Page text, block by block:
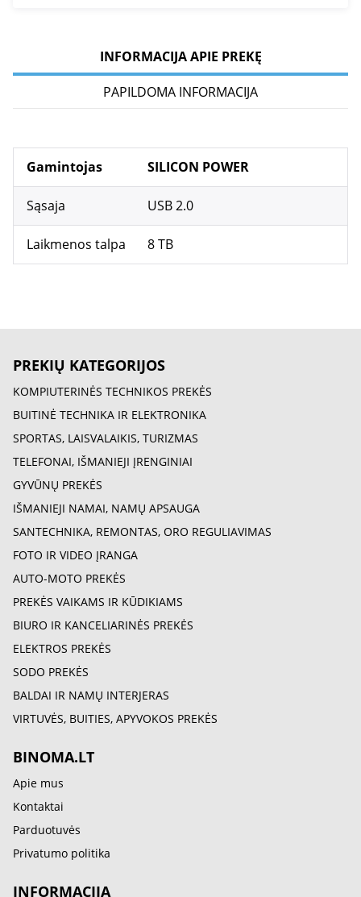
INFORMACIJA APIE PREKĘ
PAPILDOMA INFORMACIJA
Gamintojas SILICON POWER
Sąsaja USB 2.0
Laikmenos talpa 8 TB
PREKIŲ KATEGORIJOS
KOMPIUTERINĖS TECHNIKOS PREKĖS
BUITINĖ TECHNIKA IR ELEKTRONIKA
SPORTAS, LAISVALAIKIS, TURIZMAS
TELEFONAI, IŠMANIEJI ĮRENGINIAI
GYVŪNŲ PREKĖS
IŠMANIEJI NAMAI, NAMŲ APSAUGA
SANTECHNIKA, REMONTAS, ORO REGULIAVIMAS
FOTO IR VIDEO ĮRANGA
AUTO-MOTO PREKĖS
PREKĖS VAIKAMS IR KŪDIKIAMS
BIURO IR KANCELIARINĖS PREKĖS
ELEKTROS PREKĖS
SODO PREKĖS
BALDAI IR NAMŲ INTERJERAS
VIRTUVĖS, BUITIES, APYVOKOS PREKĖS
BINOMA.LT
Apie mus
Kontaktai
Parduotuvės
Privatumo politika
INFORMACIJA